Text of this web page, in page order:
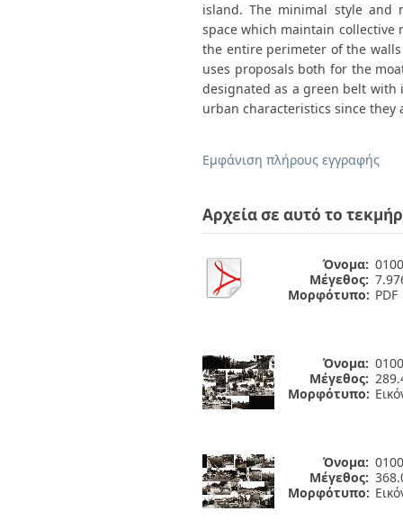
island. The minimal style and
space which maintain collective
the entire perimeter of the
uses proposals both for the
designated as a green belt with
urban characteristics since they
Εμφάνιση πλήρους εγγραφής
Αρχεία σε αυτό το
Όνομα:
Μέγεθος:
Μορφότυπο: PDF
Όνομα:
Μέγεθος:
Μορφότυπο:
Όνομα:
Μέγεθος:
Μορφότυπο: